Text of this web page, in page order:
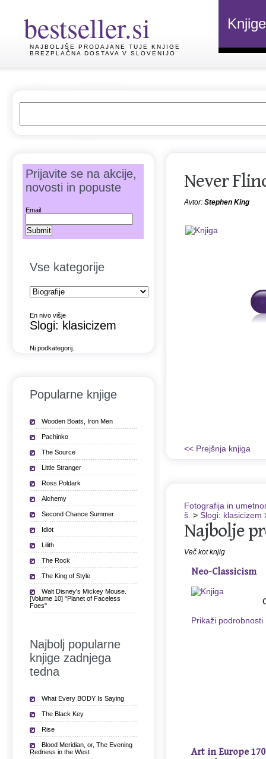
bestseller.si
NAJBOLJŠE PRODAJANE TUJE KNJIGE
BREZPLAČNA DOSTAVA V SLOVENIJO
Knjige
platnicami
16.84 EUR
knjige v Slovenijo več
Never
Avtor: Stephen King
<< Prejšnja knjiga
Fotografija in
š. > Slogi: klasicizem
Najbolje
Več kot knjig
Neo-Classicism
Prikaži podrobnosti
Art in Europe
Prijavite se na akcije,
novosti in popuste
Email
Vse kategorije
En nivo višje
Slogi: klasicizem
Ni podkategorij.
Popularne knjige
Wooden Boats, Iron Men
Pachinko
The Source
Little Stranger
Ross Poldark
Alchemy
Second Chance Summer
Idiot
Lilith
The Rock
The King of Style
Walt Disney's Mickey Mouse.
[Volume 10] "Planet of Faceless
Foes"
Najbolj popularne
knjige zadnjega
tedna
What Every BODY Is Saying
The Black Key
Rise
Blood Meridian, or, The Evening
Redness in the West